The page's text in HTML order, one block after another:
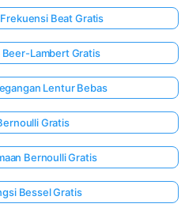
Beat Gratis
Lambert Gratis
Lentur Bebas
Gratis
Bernoulli Gratis
Bessel Gratis